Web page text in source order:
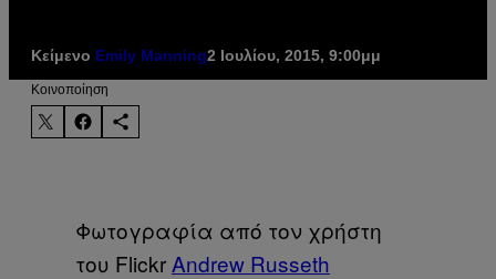
Κείμενο Emily Manning2 Ιουλίου, 2015, 9:00μμ
Kοινοποίηση
Φωτογραφία από τον χρήστη
του Flickr Andrew Russeth